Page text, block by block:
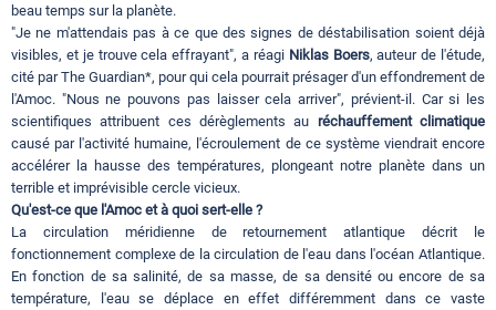
beau temps sur la planète.
"Je ne m'attendais pas à ce que des signes de déstabilisation soient déjà
visibles, et je trouve cela effrayant", a réagi Niklas Boers, auteur de l'étude,
cité par The Guardian*, pour qui cela pourrait présager d'un effondrement de
l'Amoc. "Nous ne pouvons pas laisser cela arriver", prévient-il. Car si les
scientifiques attribuent ces dérèglements au réchauffement climatique
causé par l'activité humaine, l'écroulement de ce système viendrait encore
accélérer la hausse des températures, plongeant notre planète dans un
terrible et imprévisible cercle vicieux.
Qu'est-ce que l'Amoc et à quoi sert-elle ?
La circulation méridienne de retournement atlantique décrit le
fonctionnement complexe de la circulation de l'eau dans l'océan Atlantique.
En fonction de sa salinité, de sa masse, de sa densité ou encore de sa
température, l'eau se déplace en effet différemment dans ce vaste